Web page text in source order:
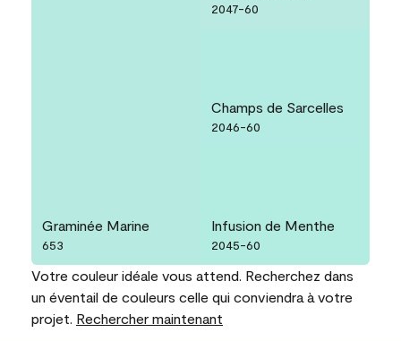
Graminée Marine
653
2047-60
Champs de Sarcelles
2046-60
Infusion de Menthe
2045-60
Votre couleur idéale vous attend. Recherchez dans
un éventail de couleurs celle qui conviendra à votre
projet. Rechercher maintenant